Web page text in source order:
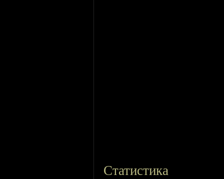
Статистика